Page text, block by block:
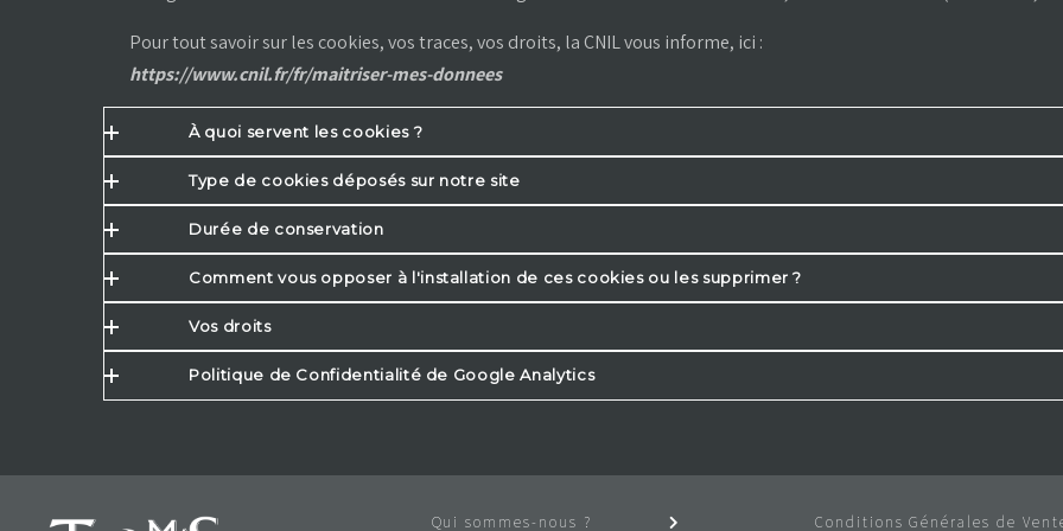
Pour tout savoir sur les cookies, vos traces, vos droits, la CNIL vous informe, ici :
https://www.cnil.fr/fr/maitriser-mes-donnees
À quoi servent les cookies ?
Type de cookies déposés sur notre site
Durée de conservation
Comment vous opposer à l'installation de ces cookies ou les supprimer ?
Vos droits
Politique de Confidentialité de Google Analytics
Qui sommes-nous ? Conditions Générales de